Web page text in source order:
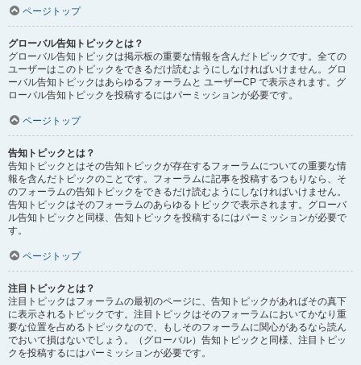
ページトップ
グローバル告知トピックとは？
グローバル告知トピックは掲示板の重要な情報を含んだトピックです。全ての
ユーザーはこのトピックをできるだけ読むようにしなければいけません。グロ
ーバル告知トピックはあらゆるフォーラムと ユーザーCP で表示されます。グ
ローバル告知トピックを投稿するにはパーミッションが必要です。
ページトップ
告知トピックとは？
告知トピックとはその告知トピックが存在するフォーラムについての重要な情
報を含んだトピックのことです。フォーラムに記事を投稿するつもりなら、そ
のフォーラムの告知トピックをできるだけ読むようにしなければいけません。
告知トピックはそのフォーラムのあらゆるトピックで表示されます。グローバ
ル告知トピックと同様、告知トピックを投稿するにはパーミッションが必要で
す。
ページトップ
注目トピックとは？
注目トピックはフォーラムの最初のページに、告知トピックがあればその真下
に表示されるトピックです。注目トピックはそのフォーラムにおいてかなり重
要な位置を占めるトピックなので、もしそのフォーラムに関心があるなら読ん
でおいて損はないでしょう。（グローバル）告知トピックと同様、注目トピッ
クを投稿するにはパーミッションが必要です。